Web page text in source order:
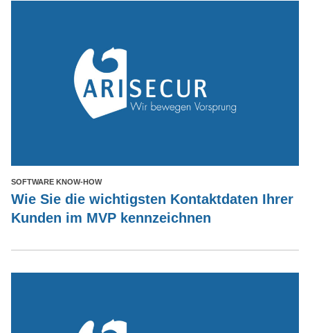
SOFTWARE KNOW-HOW
Wie Sie die wichtigsten Kontaktdaten Ihrer
Kunden im MVP kennzeichnen